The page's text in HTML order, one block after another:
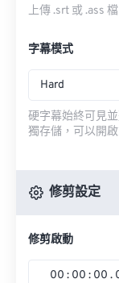
上傳 .srt 或 .ass 檔
字幕模式
Hard
硬字幕始終可見
獨存儲，可以開
修剪設定
修剪啟動
00 : 00 : 00 .